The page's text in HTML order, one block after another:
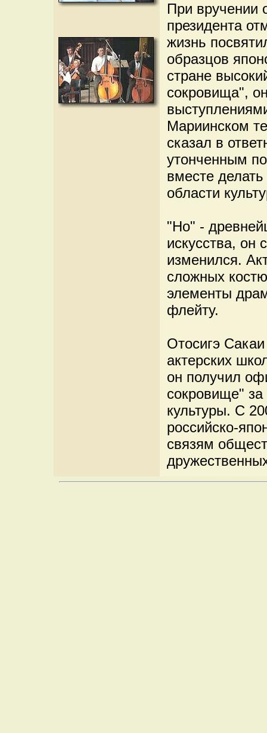
При вручении
президента
жизнь
образцов
стране
сокровища",
Мариинском
сказал в
утонченным
вместе
области
"Но" -
искусства, он
изменился.
сложных
элементы
флейту.
Отосигэ
актерских
он получил
сокровище" за
культуры. С
российско-
связям